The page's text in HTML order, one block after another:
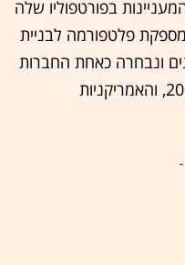
בפורטפוליו שלה
פלטפורמה לבניית
ונבחרה כאחת החברות
המבטיחות של "גלובס" לשנת 2010, והאמריקניות